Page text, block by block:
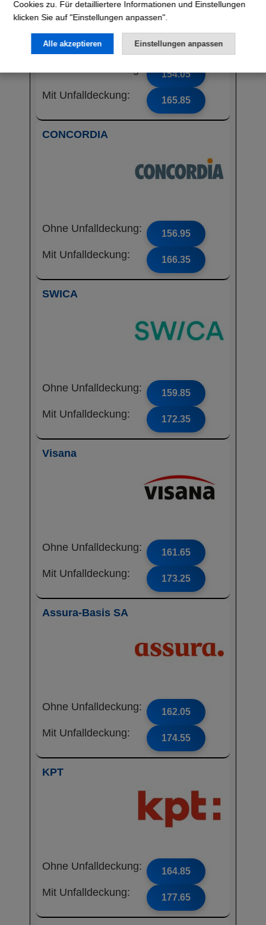
154.05
Mit Unfalldeckung: 165.85
CONCORDIA
Ohne Unfalldeckung: 156.95
Mit Unfalldeckung: 166.35
SWICA
Ohne Unfalldeckung: 159.85
Mit Unfalldeckung: 172.35
Visana
Ohne Unfalldeckung: 161.65
Mit Unfalldeckung: 173.25
Assura-Basis SA
Ohne Unfalldeckung: 162.05
Mit Unfalldeckung: 174.55
KPT
Ohne Unfalldeckung: 164.85
Mit Unfalldeckung: 177.65
Cookies zu. Für detailliertere Informationen und Einstellungen
klicken Sie auf "Einstellungen anpassen".
Alle akzeptieren Einstellungen anpassen